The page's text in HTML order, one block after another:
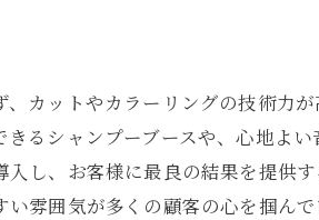
イリストの選び方
カットやカラーリングの技術力
るシャンプーブースや、心地よい
し、お客様に最良の結果を提供
雰囲気が多くの顧客の心を掴ん